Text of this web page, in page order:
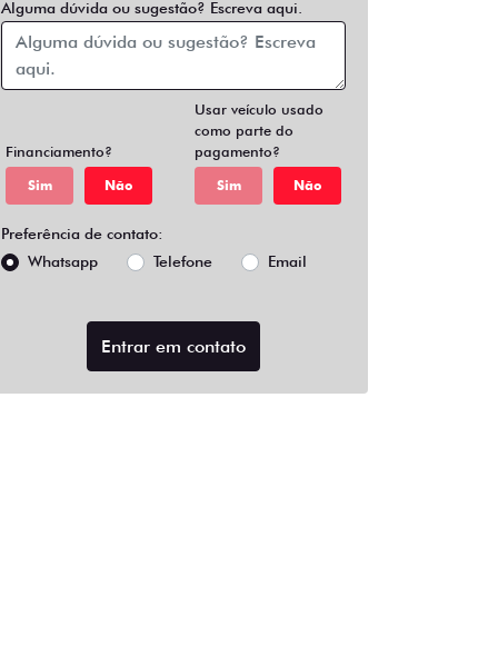
Alguma dúvida ou sugestão? Escreva aqui.
Financiamento?
Sim Não
Usar veículo usado
como parte do
pagamento?
Sim Não
Preferência de contato:
Whatsapp
Telefone Email
Entrar em contato